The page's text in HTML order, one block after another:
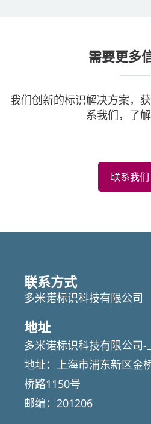
需要更多
我们创新的标识解决方案，
系我们，了解
联系我们
联系方式
多米诺标识科技有限公司
地址
多米诺标识科技有限公司-
地址：上海市浦东新区金
桥路1150号
邮编：201206